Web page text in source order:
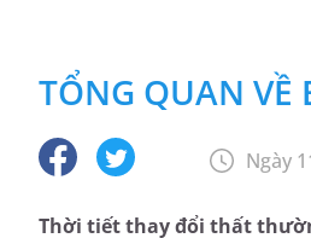
TỔNG QUAN VỀ
Ngày
Thời tiết thay đổi thất